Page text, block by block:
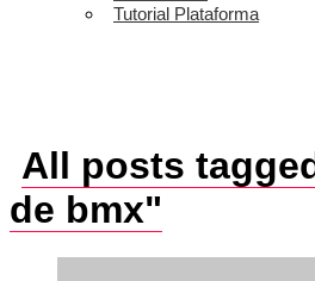
Tutorial Plataforma
All posts
de bmx"